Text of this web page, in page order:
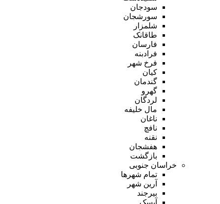
سودجان
سورشجان
شلمزار
طاقانک
فارسان
فرادبنه
فرخ شهر
کیان
گندمان
گهرو
لردگان
مال خلیفه
ناغان
نافچ
نقنه
هفشجان
بازگشت
خراسان جنوبی
تمام شهر‌ها
آرین شهر
بیرجند
آیسک